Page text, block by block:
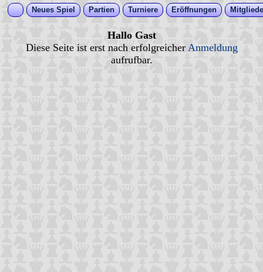
Neues Spiel Partien Turniere Eröffnungen
Hallo Gast
Diese Seite ist erst nach erfolgreicher Anmeldung
aufrufbar.